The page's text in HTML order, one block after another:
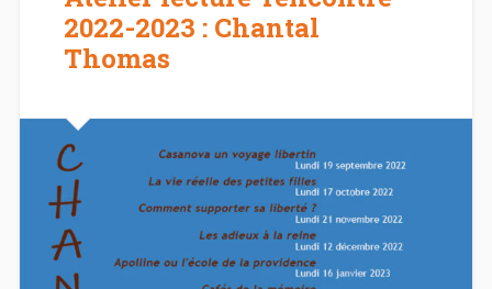
2022-2023 : Chantal
Thomas